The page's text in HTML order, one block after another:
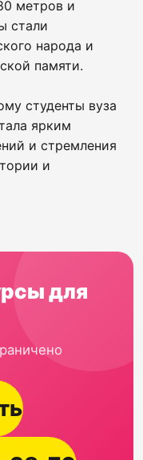
метров и
стали
народа и
памяти.
студенты вуза
ярким
и стремления
и
для